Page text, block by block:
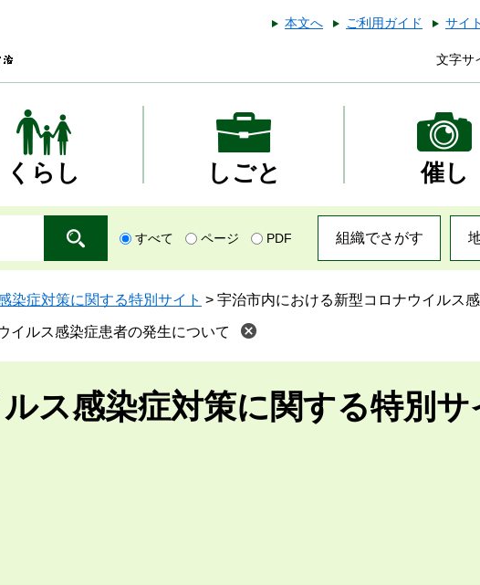
本文へ ご利用ガイド サイ
文字サ
くらし しごと 催し
すべて ページ PDF 組織でさがす
染症対策に関する特別サイト > 宇治市内における新型コロナウイルス
イルス感染症患者の発生について
ス感染症対策に関する特別サ